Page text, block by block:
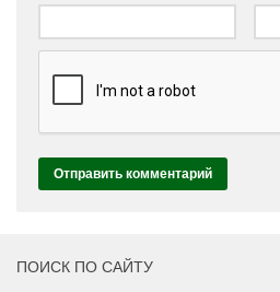
ПОИСК ПО САЙТУ